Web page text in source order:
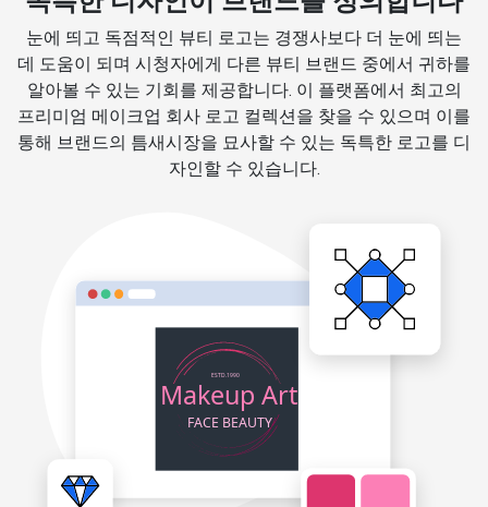
눈에 띄고 독점적인 뷰티 로고는 경쟁사보다 더 눈에 띄는
데 도움이 되며 시청자에게 다른 뷰티 브랜드 중에서 귀하를
알아볼 수 있는 기회를 제공합니다. 이 플랫폼에서 최고의
프리미엄 메이크업 회사 로고 컬렉션을 찾을 수 있으며 이를
통해 브랜드의 틈새시장을 묘사할 수 있는 독특한 로고를 디
자인할 수 있습니다.